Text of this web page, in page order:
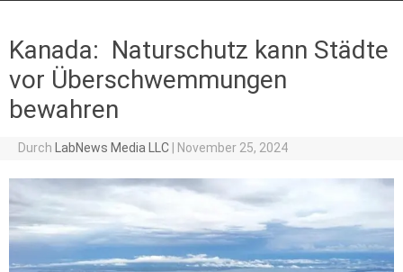
Kanada: Naturschutz kann Städte
vor Überschwemmungen
bewahren
Durch LabNews Media LLC November 25, 2024